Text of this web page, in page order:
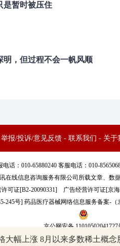
是暂时被压住
明，但过程不会一帆风顺
举报/投诉/意见反馈- 联系我们 - 关于
：010-65880240 客服电话：010-
在线信息咨询服务有限公司所载文章、数
可证[B2-20090331] 广告经营许可证[京
245号] 药品医疗器械网络信息服务备案-（
京公网安备 11010502041727
北京和讯在线信息咨询服务有限公司 All